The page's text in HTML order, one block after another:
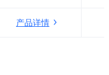
置海量成功的活动
产品详情